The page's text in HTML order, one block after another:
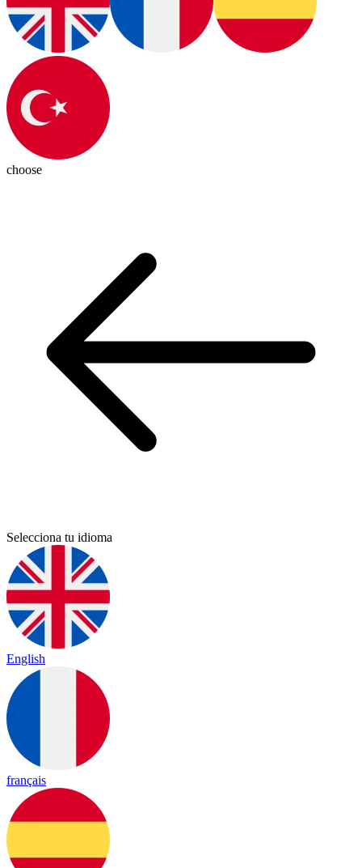
choose
Selecciona tu idioma
English
français